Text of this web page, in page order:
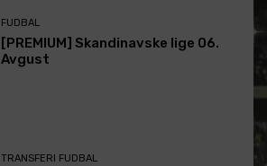
FUDBAL
[PREMIUM] Skandinavske lige 06.
Avgust
TRANSFERI FUDBAL